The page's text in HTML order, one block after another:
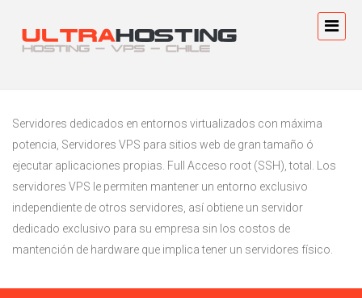
Servidores dedicados en entornos virtualizados con máxima
potencia, Servidores VPS para sitios web de gran tamaño ó
ejecutar aplicaciones propias. Full Acceso root (SSH), total. Los
servidores VPS le permiten mantener un entorno exclusivo
independiente de otros servidores, así obtiene un servidor
dedicado exclusivo para su empresa sin los costos de
mantención de hardware que implica tener un servidores físico.